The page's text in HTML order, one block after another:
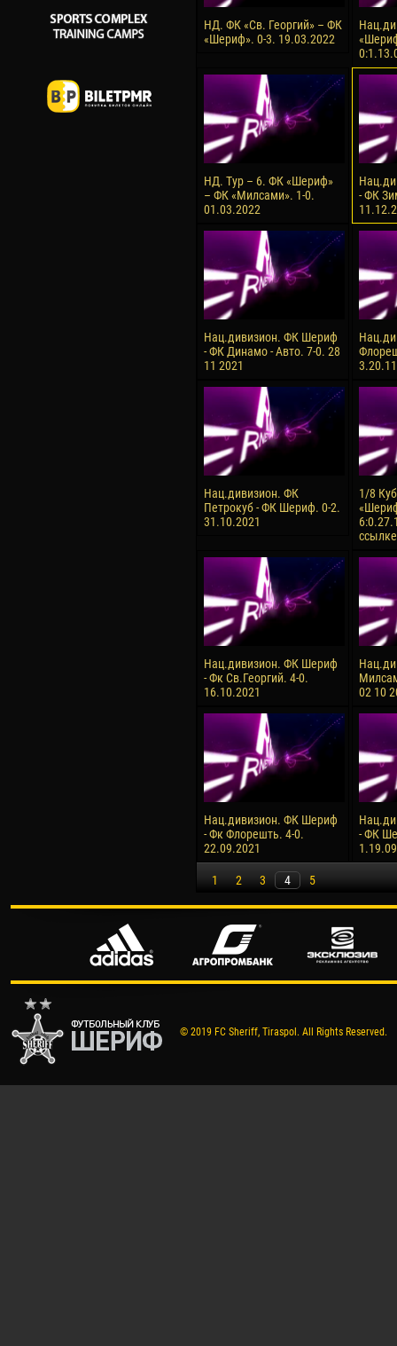
НД. ФК «Св. Георгий» – ФК
«Шериф». 0-3. 19.03.2022
НД. Тур – 6. ФК «Шериф»
– ФК «Милсами». 1-0.
01.03.2022
- ФК
Нац.дивизион. ФК Шериф
- ФК Динамо - Авто. 7-0. 28
11 2021
Нац.дивизион. ФК
Петрокуб - ФК Шериф. 0-2.
31.10.2021
1/8
ссылке
Нац.дивизион. ФК Шериф
- Фк Св.Георгий. 4-0.
16.10.2021
02 10
Нац.дивизион. ФК Шериф
- Фк Флорешть. 4-0.
22.09.2021
- ФК
1 2 3 4 5
© 2019 FC Sheriff, Tiraspol. All Rights Reserved.